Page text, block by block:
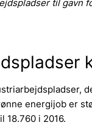
til gavn
energijob er
18.760 i 2016.